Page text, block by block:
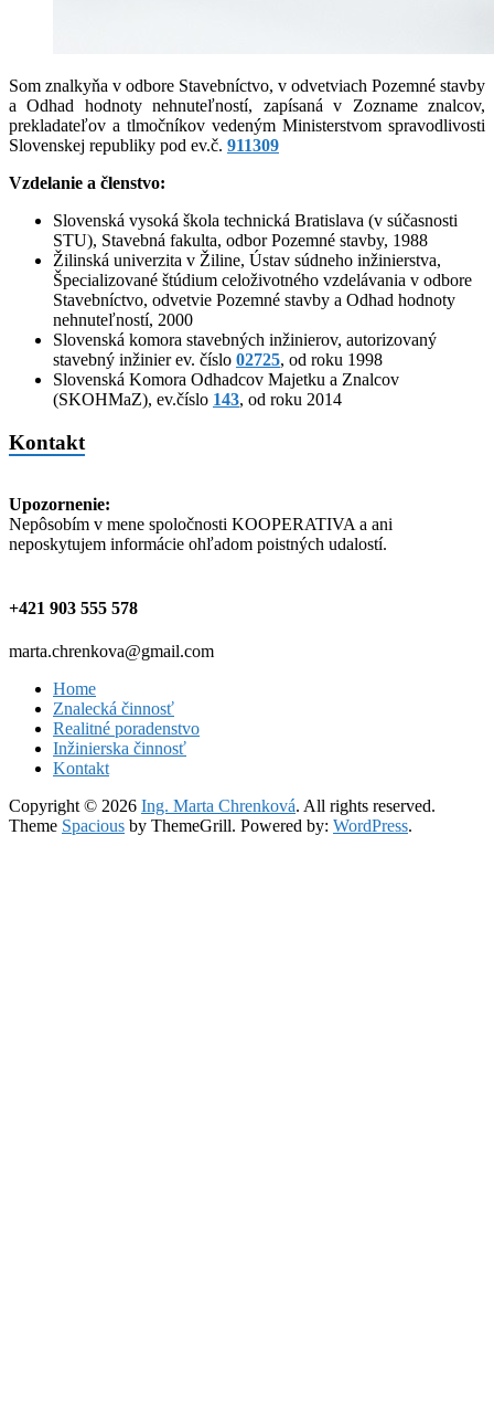
Som znalkyňa v odbore Stavebníctvo, v odvetviach Pozemné stavby
a Odhad hodnoty nehnuteľností, zapísaná v Zozname znalcov,
prekladateľov a tlmočníkov vedeným Ministerstvom spravodlivosti
Slovenskej republiky pod ev.č. 911309
Vzdelanie a členstvo:
Slovenská vysoká škola technická Bratislava (v súčasnosti
STU), Stavebná fakulta, odbor Pozemné stavby, 1988
Žilinská univerzita v Žiline, Ústav súdneho inžinierstva,
Špecializované štúdium celoživotného vzdelávania v odbore
Stavebníctvo, odvetvie Pozemné stavby a Odhad hodnoty
nehnuteľností, 2000
Slovenská komora stavebných inžinierov, autorizovaný
stavebný inžinier ev. číslo 02725, od roku 1998
Slovenská Komora Odhadcov Majetku a Znalcov
(SKOHMaZ), ev.číslo 143, od roku 2014
Kontakt
Upozornenie:
Nepôsobím v mene spoločnosti KOOPERATIVA a ani
neposkytujem informácie ohľadom poistných udalostí.
+421 903 555 578
marta.chrenkova@gmail.com
Home
Znalecká činnosť
Realitné poradenstvo
Inžinierska činnosť
Kontakt
Copyright © 2026 Ing. Marta Chrenková. All rights reserved.
Theme Spacious by ThemeGrill. Powered by: WordPress.